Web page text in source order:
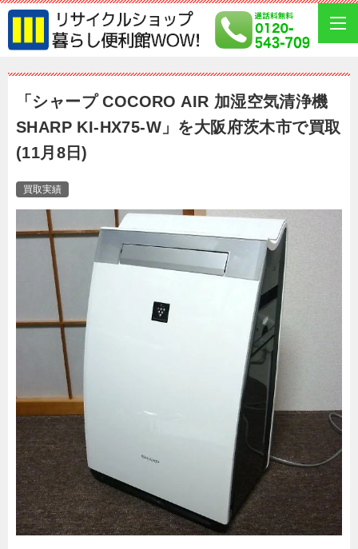
「シャープ COCORO AIR 加湿空気清浄機
SHARP KI-HX75-W」を大阪府茨木市で買取
(11月8日)
買取実績